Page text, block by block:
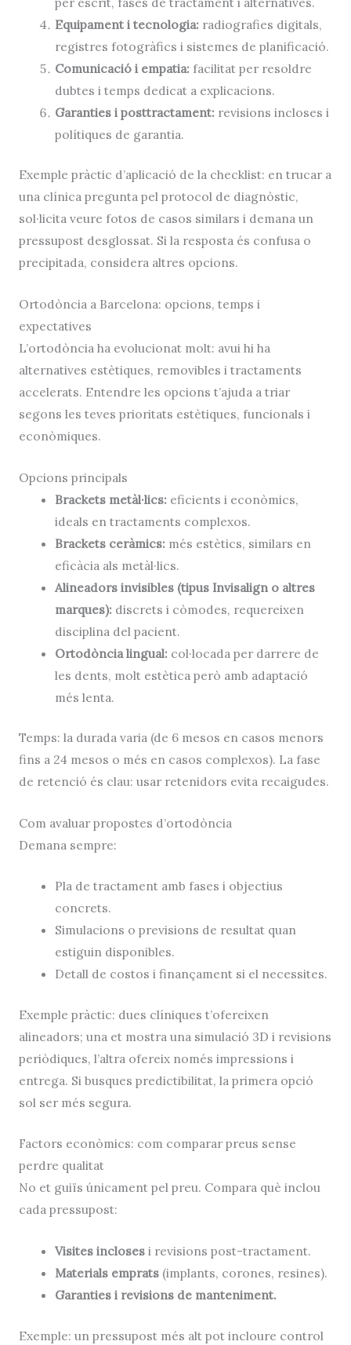
Equipament i tecnologia: radiografies digitals,
registres fotogràfics i sistemes de planificació.
Comunicació i empatia: facilitat per resoldre
dubtes i temps dedicat a explicacions.
Garanties i posttractament: revisions incloses i
polítiques de garantia.
Exemple pràctic d’aplicació de la checklist: en trucar a
una clínica pregunta pel protocol de diagnòstic,
sol·licita veure fotos de casos similars i demana un
pressupost desglossat. Si la resposta és confusa o
precipitada, considera altres opcions.
Ortodòncia a Barcelona: opcions, temps i
expectatives
L’ortodòncia ha evolucionat molt: avui hi ha
alternatives estètiques, removibles i tractaments
accelerats. Entendre les opcions t’ajuda a triar
segons les teves prioritats estètiques, funcionals i
econòmiques.
Opcions principals
Brackets metàl·lics: eficients i econòmics,
ideals en tractaments complexos.
Brackets ceràmics: més estètics, similars en
eficàcia als metàl·lics.
Alineadors invisibles (tipus Invisalign o altres
marques): discrets i còmodes, requereixen
disciplina del pacient.
Ortodòncia lingual: col·locada per darrere de
les dents, molt estètica però amb adaptació
més lenta.
Temps: la durada varia (de 6 mesos en casos menors
fins a 24 mesos o més en casos complexos). La fase
de retenció és clau: usar retenidors evita recaigudes.
Com avaluar propostes d’ortodòncia
Demana sempre:
Pla de tractament amb fases i objectius
concrets.
Simulacions o previsions de resultat quan
estiguin disponibles.
Detall de costos i finançament si el necessites.
Exemple pràctic: dues clíniques t’ofereixen
alineadors; una et mostra una simulació 3D i revisions
periòdiques, l’altra ofereix només impressions i
entrega. Si busques predictibilitat, la primera opció
sol ser més segura.
Factors econòmics: com comparar preus sense
perdre qualitat
No et guiïs únicament pel preu. Compara què inclou
cada pressupost:
Visites incloses i revisions post-tractament.
Materials emprats (implants, corones, resines).
Garanties i revisions de manteniment.
Exemple: un pressupost més alt pot incloure control